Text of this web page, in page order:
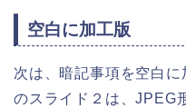
空白に加工版
次は、暗記事項を空白
のスライド２は、JPEG